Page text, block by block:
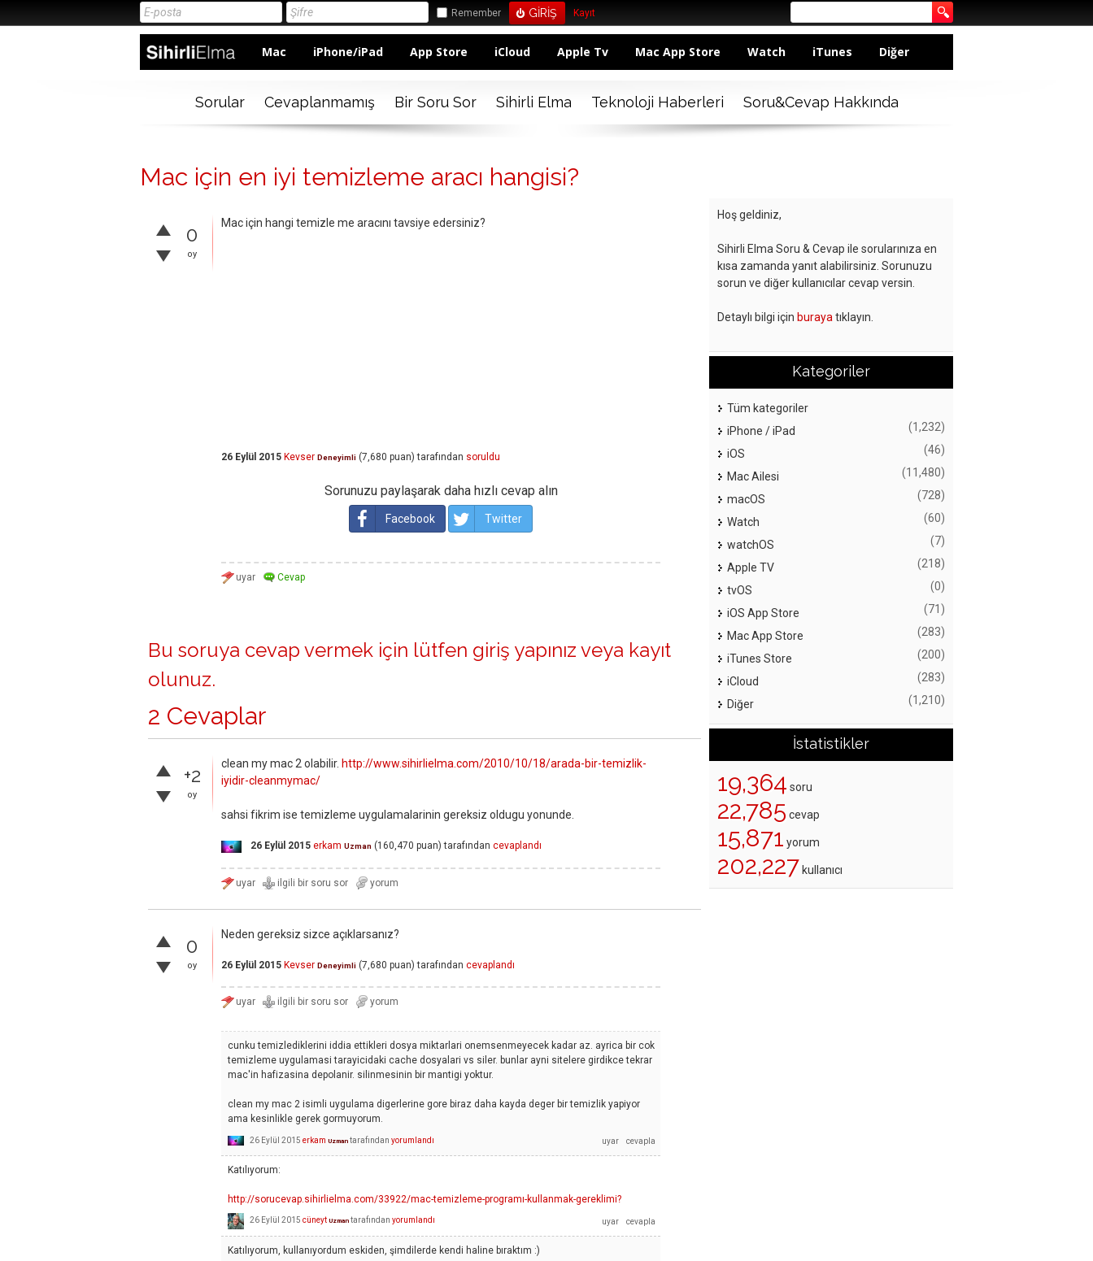
Remember Kayıt
Mac iPhone/iPad App Store iCloud Apple Tv Mac App Store Watch iTunes Diğer
Sorular Cevaplanmamış Bir Soru Sor Sihirli Elma Teknoloji Haberleri Soru&Cevap Hakkında
Mac için en iyi temizleme aracı hangisi?
0
oy
Mac için hangi temizle me aracını tavsiye edersiniz?
26 Eylül 2015 Kevser Deneyimli (7,680 puan) tarafından soruldu
Sorunuzu paylaşarak daha hızlı cevap alın
Facebook Twitter
Bu soruya cevap vermek için lütfen giriş yapınız veya kayıt
olunuz.
2 Cevaplar
+2
oy
clean my mac 2 olabilir. http://www.sihirlielma.com/2010/10/18/arada-bir-temizlik-
iyidir-cleanmymac/
sahsi fikrim ise temizleme uygulamalarinin gereksiz oldugu yonunde.
26 Eylül 2015 erkam Uzman (160,470 puan) tarafından cevaplandı
0
oy
Neden gereksiz sizce açıklarsanız?
26 Eylül 2015 Kevser Deneyimli (7,680 puan) tarafından cevaplandı
cunku temizlediklerini iddia ettikleri dosya miktarlari onemsenmeyecek kadar az. ayrica bir cok
temizleme uygulamasi tarayicidaki cache dosyalari vs siler. bunlar ayni sitelere girdikce tekrar
mac'in hafizasina depolanir. silinmesinin bir mantigi yoktur.
clean my mac 2 isimli uygulama digerlerine gore biraz daha kayda deger bir temizlik yapiyor
ama kesinlikle gerek gormuyorum.
26 Eylül 2015 erkam Uzman tarafından yorumlandı
Katılıyorum:
http://sorucevap.sihirlielma.com/33922/mac-temizleme-programı-kullanmak-gereklimi?
26 Eylül 2015 cüneyt Uzman tarafından yorumlandı
Katılıyorum, kullanıyordum eskiden, şimdilerde kendi haline bıraktım :)
Hoş geldiniz,
Sihirli Elma Soru & Cevap ile sorularınıza en
kısa zamanda yanıt alabilirsiniz. Sorunuzu
sorun ve diğer kullanıcılar cevap versin.
Detaylı bilgi için buraya tıklayın.
Kategoriler
Tüm kategoriler
iPhone / iPad
(1,232)
iOS (46)
Mac Ailesi (11,480)
macOS (728)
Watch (60)
watchOS (7)
Apple TV (218)
tvOS (0)
iOS App Store (71)
Mac App Store (283)
iTunes Store (200)
iCloud (283)
Diğer (1,210)
İstatistikler
19,364 soru
22,785 cevap
15,871 yorum
202,227 kullanıcı